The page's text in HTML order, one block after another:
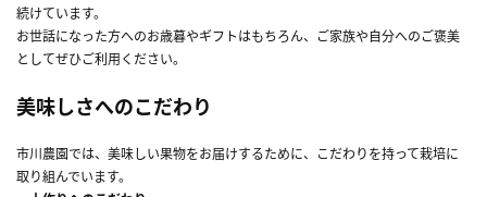
続けています。
お世話になった方へのお歳暮やギフトはもちろん、ご家族や自分へのご褒美
としてぜひご利用ください。
美味しさへのこだわり
市川農園では、美味しい果物をお届けするために、こだわりを持って栽培に
取り組んでいます。